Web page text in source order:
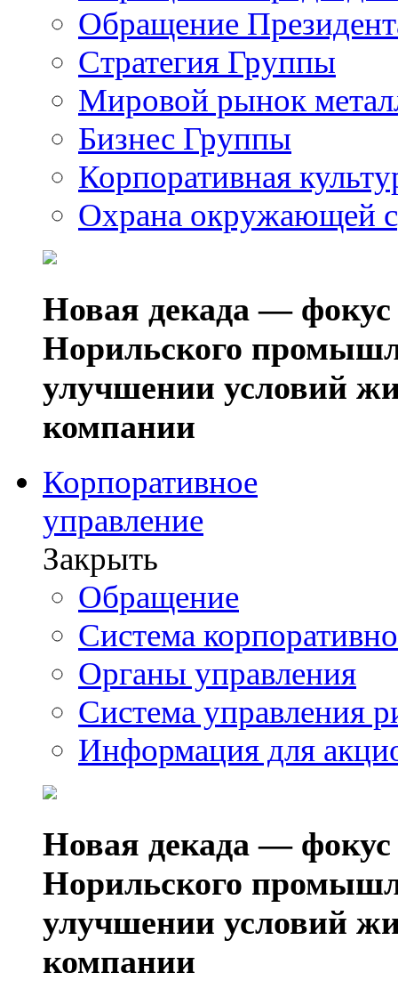
Обращение
Стратегия Группы
Мировой рынок
Бизнес Группы
Корпоративная
Охрана окружающей
Новая декада — фокус
Норильского
улучшении условий
компании
Корпоративное
управление
Закрыть
Обращение
Система
Органы управления
Система управления
Информация для
Новая декада — фокус
Норильского
улучшении условий
компании